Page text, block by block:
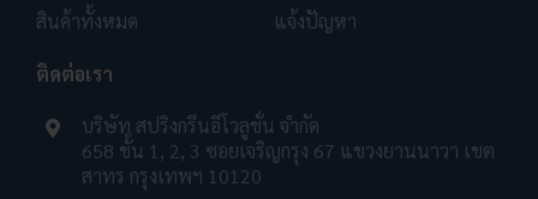
สินค้าทั้งหมด
แจ้งปัญหา
ติดต่อเรา
บริษัท สปริงกรีนอีโวลูชั่น จำกัด
658 ชั้น 1, 2, 3 ซอยเจริญกรุง 67 แขวงยานนาวา เขต
สาทร กรุงเทพฯ 10120